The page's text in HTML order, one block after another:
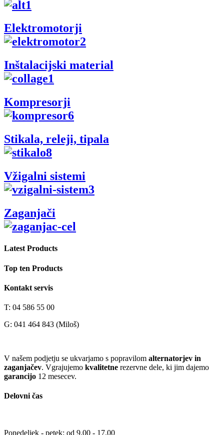
Elektromotorji
Inštalacijski material
Kompresorji
Stikala, releji, tipala
Vžigalni sistemi
Zaganjači
Latest Products
Top ten Products
Kontakt servis
T: 04 586 55 00
G: 041 464 843 (Miloš)
V našem podjetju se ukvarjamo s popravilom alternatorjev in
zaganjačev. Vgrajujemo kvalitetne rezervne dele, ki jim dajemo
garancijo 12 mesecev.
Delovni čas
Ponedeljek - petek: od 9.00 - 17.00